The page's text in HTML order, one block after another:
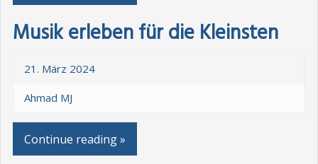
Musik erleben für die Kleinsten
21. März 2024
Ahmad MJ
Continue reading »